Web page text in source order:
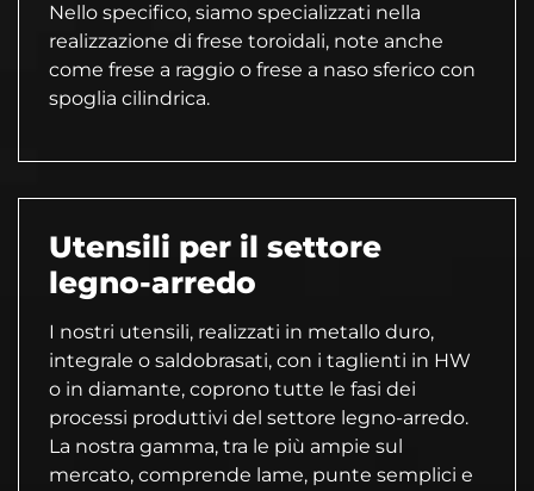
Nello specifico, siamo specializzati nella
realizzazione di frese toroidali, note anche
come frese a raggio o frese a naso sferico con
spoglia cilindrica.
Utensili per il settore
legno-arredo
I nostri utensili, realizzati in metallo duro,
integrale o saldobrasati, con i taglienti in HW
o in diamante, coprono tutte le fasi dei
processi produttivi del settore legno-arredo.
La nostra gamma, tra le più ampie sul
mercato, comprende lame, punte semplici e